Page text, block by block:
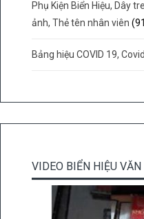
Phụ Kiện Biển Hiệu, Dây
ảnh, Thẻ tên nhân viên
Bảng hiệu COVID 19,
VIDEO BIỂN HIỆU VĂN